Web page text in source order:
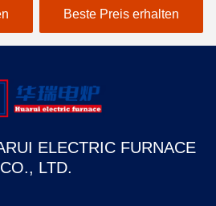
Wasserkühlung
Beste Preis erhalten
ELECTRIC FURNACE
CO., LTD.